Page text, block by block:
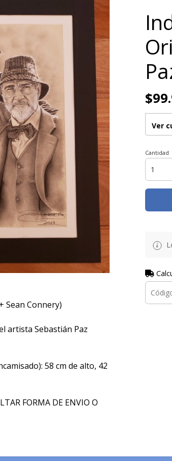
Sean Connery)
artista Sebastián Paz
58 cm de alto, 42
FORMA DE ENVIO O
Ver
Cantidad